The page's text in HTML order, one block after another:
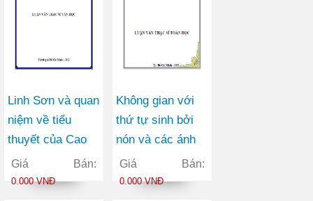
Linh Sơn và quan
niệm về tiểu
thuyết của Cao
Hành Kiện
Giá Bán:
0.000 VNĐ
Không gian với
thứ tự sinh bởi
nón và các ánh
xạ giữa chúng
Giá Bán:
0.000 VNĐ